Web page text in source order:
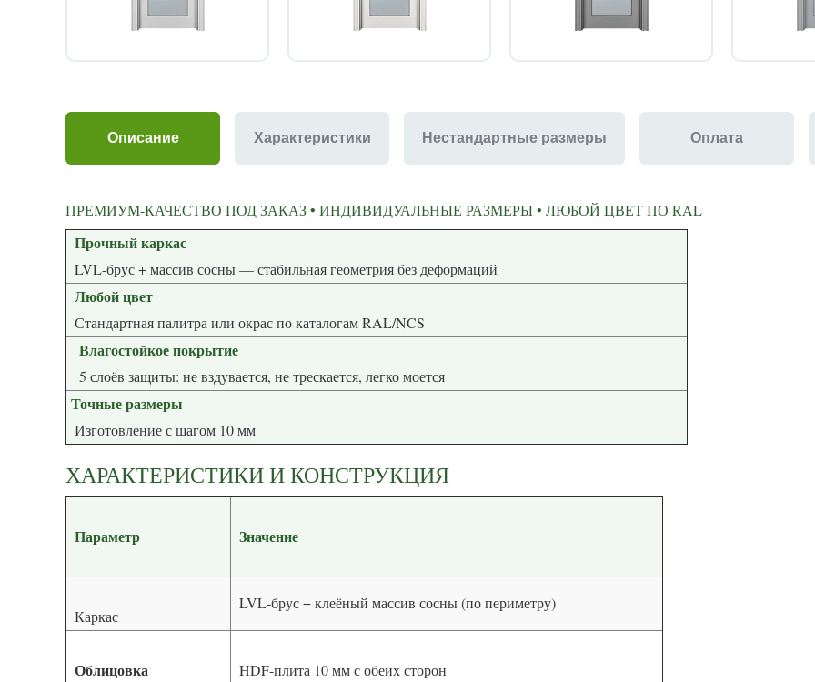
Описание Характеристики Нестандартные размеры Оплата
ПРЕМИУМ-КАЧЕСТВО ПОД ЗАКАЗ • ИНДИВИДУАЛЬНЫЕ РАЗМЕРЫ • ЛЮБОЙ ЦВЕТ ПО RAL
Прочный каркас
LVL-брус + массив сосны — стабильная геометрия без деформаций
Любой цвет
Стандартная палитра или окрас по каталогам RAL/NCS
Влагостойкое покрытие
5 слоёв защиты: не вздувается, не трескается, легко моется
Точные размеры
Изготовление с шагом 10 мм
ХАРАКТЕРИСТИКИ И КОНСТРУКЦИЯ
Параметр Значение
Каркас
LVL-брус + клеёный массив сосны (по периметру)
Облицовка HDF-плита 10 мм с обеих сторон